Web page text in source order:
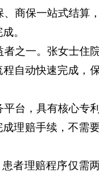
商保一站式结算
。
之一。张女士住
自动快速完成，
台，具有核心专
理赔手续，不需
者理赔程序仅需